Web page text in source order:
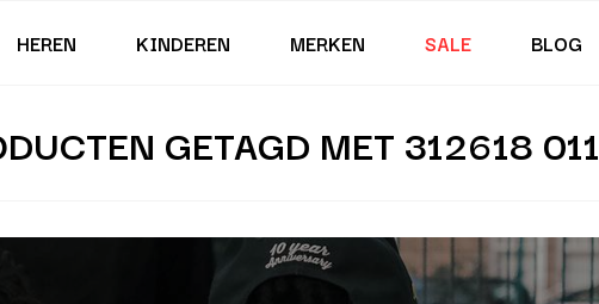
HEREN KINDEREN MERKEN SALE BLOG
GETAGD MET 312618 011